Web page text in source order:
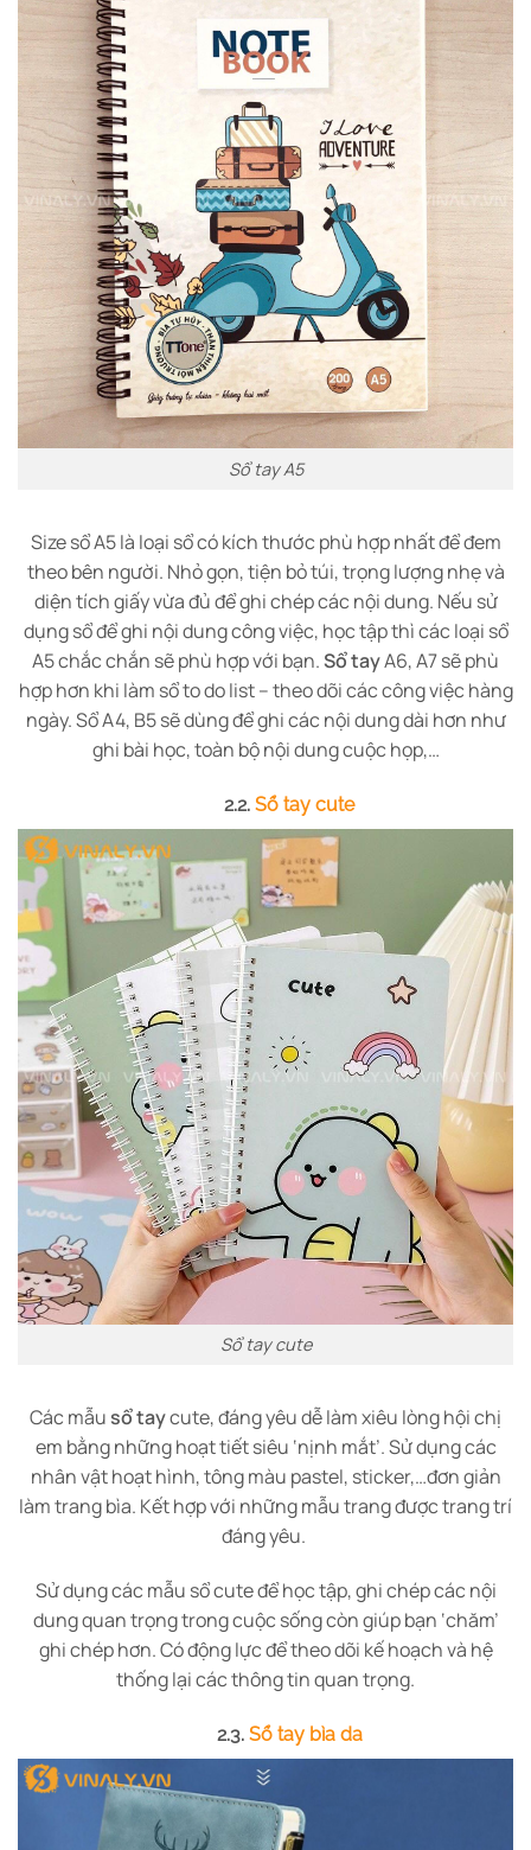
Sổ tay A5
Size sổ A5 là loại sổ có kích thước phù hợp nhất để đem
theo bên người. Nhỏ gọn, tiện bỏ túi, trọng lượng nhẹ và
diện tích giấy vừa đủ để ghi chép các nội dung. Nếu sử
dụng sổ để ghi nội dung công việc, học tập thì các loại sổ
A5 chắc chắn sẽ phù hợp với bạn.Sổ tayA6, A7 sẽ phù
hợp hơn khi làm sổ to do list – theo dõi các công việc hàng
ngày. Sổ A4, B5 sẽ dùng để ghi các nội dung dài hơn như
ghi bài học, toàn bộ nội dung cuộc họp,…
2.2. Sổ tay cute
Sổ tay cute
Các mẫu sổ taycute, đáng yêu dễ làm xiêu lòng hội chị
em bằng những hoạt tiết siêu ‘nịnh mắt’. Sử dụng các
nhân vật hoạt hình, tông màu pastel, sticker,…đơn giản
làm trang bìa. Kết hợp với những mẫu trang được trang trí
đáng yêu.
Sử dụng các mẫu sổ cute để học tập, ghi chép các nội
dung quan trọng trong cuộc sống còn giúp bạn ‘chăm’
ghi chép hơn. Có động lực để theo dõi kế hoạch và hệ
thống lại các thông tin quan trọng.
2.3. Sổ tay bìa da